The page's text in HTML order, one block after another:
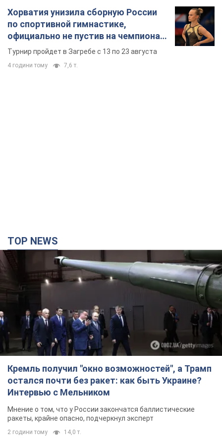
Хорватия унизила сборную России
по спортивной гимнастике,
официально не пустив на чемпионат
Европы основных спортсменов
Турнир пройдет в Загребе с 13 по 23 августа
4 години тому 7,6 т.
TOP NEWS
Кремль получил "окно возможностей", а Трамп
остался почти без ракет: как быть Украине?
Интервью с Мельником
Мнение о том, что у России закончатся баллистические
ракеты, крайне опасно, подчеркнул эксперт
2 години тому 14,0 т.